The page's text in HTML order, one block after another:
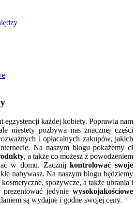
egzystencji każdej kobiety. Poprawia nam
niestety pozbywa nas znacznej części
i opłacalnych zakupów, jakich
Na naszym blogu pokażemy ci
, a także co możesz z powodzeniem
w domu. Zacznijkontrolować swoje
nabywasz. Na naszym blogu będziemy
spożywcze, a także ubrania i
prezentować jedynie wysokojakościowe
są wydajne i godne swojej ceny.